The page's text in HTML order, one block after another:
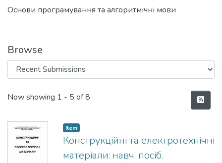
Основи програмування та алгоритмічні мови
Browse
Recent Submissions
Now showing 1 - 5 of 8
Item
Конструкційні та електротехнічні
матеріали: навч. посіб.